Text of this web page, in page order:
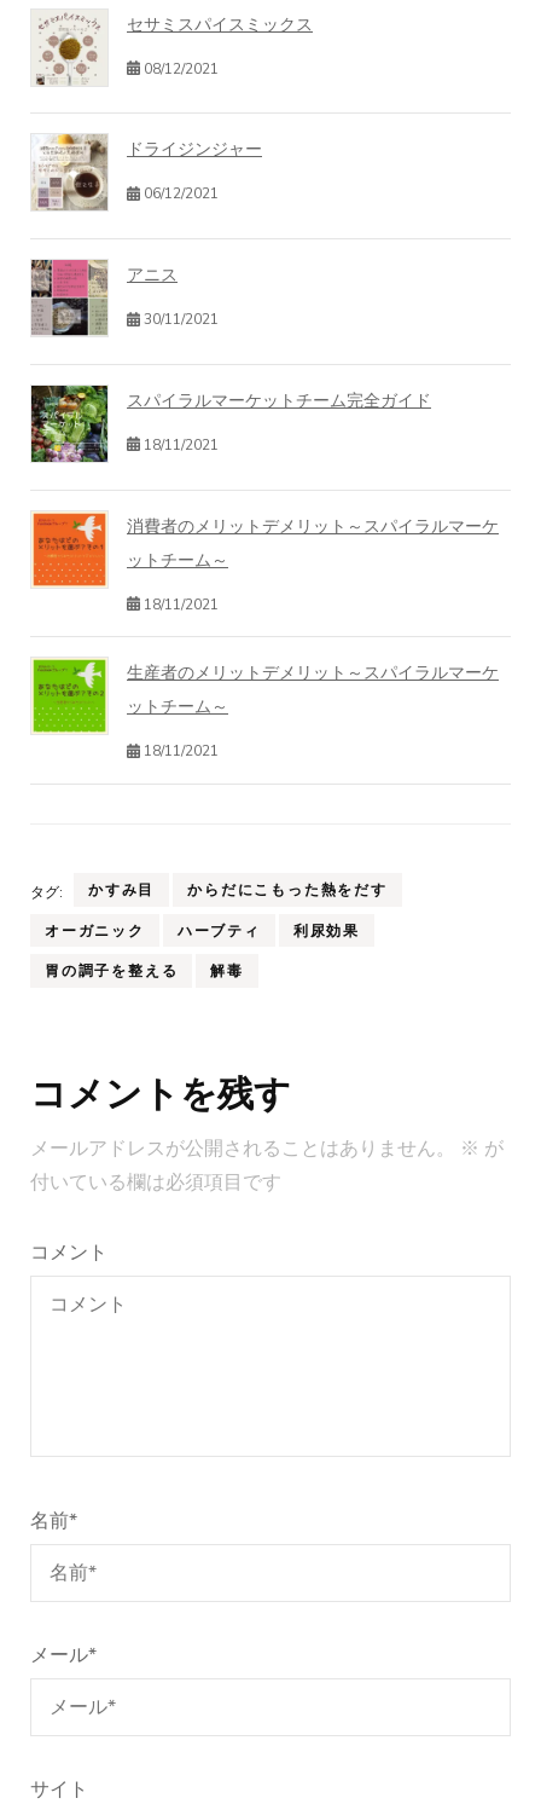
セサミスパイスミックス
08/12/2021
ドライジンジャー
06/12/2021
アニス
30/11/2021
スパイラルマーケットチーム完全ガイド
18/11/2021
消費者のメリットデメリット～スパイラルマーケ
ットチーム～
18/11/2021
生産者のメリットデメリット～スパイラルマーケ
ットチーム～
18/11/2021
タグ: かすみ目 からだにこもった熱をだす
オーガニック ハーブティ 利尿効果
胃の調子を整える 解毒
ナ
ビ
ゲ
ー
ョ
ン
コメントを残す
メールアドレスが公開されることはありません。 ※ が
付いている欄は必須項目です
コメント
名前*
メール*
サイト